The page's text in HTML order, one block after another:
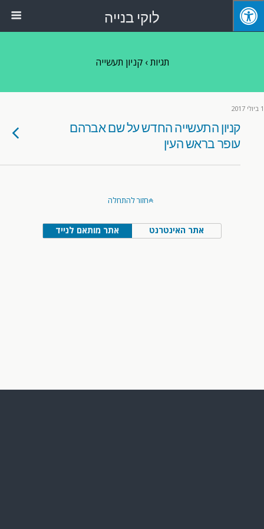
לוקי בנייה
תגיות › קניון תעשייה
1 ביולי 2017
קניון התעשייה החדש על שם אברהם
עופר בראש העין
חזור להתחלה
אתר מותאם לנייד אתר האינטרנט